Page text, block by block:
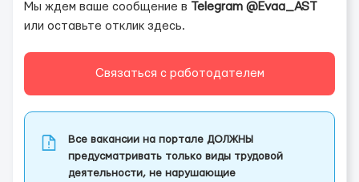
Мы ждем ваше сообщение в
Telegram @Evaa_AST
или оставьте отклик здесь.
Связаться с работодателем
Все вакансии на портале ДОЛЖНЫ
предусматривать только виды трудовой
деятельности, не нарушающие